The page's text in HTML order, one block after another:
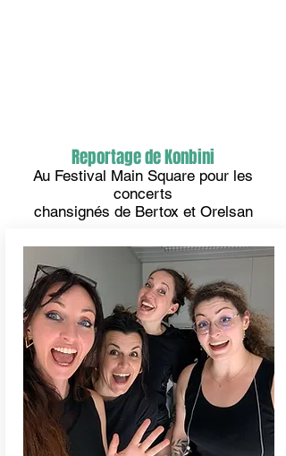
Reportage de Konbini
Au Festival Main Square pour les
concerts
chansignés de Bertox et Orelsan